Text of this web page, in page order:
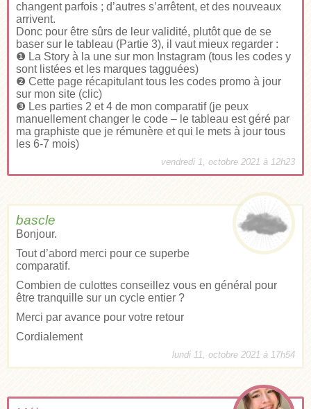
changent parfois ; d’autres s’arrêtent, et des nouveaux
arrivent.
Donc pour être sûrs de leur validité, plutôt que de se
baser sur le tableau (Partie 3), il vaut mieux regarder :
❶ La Story à la une sur mon Instagram (tous les codes y
sont listées et les marques tagguées)
❷ Cette page récapitulant tous les codes promo à jour
sur mon site (clic)
❸ Les parties 2 et 4 de mon comparatif (je peux
manuellement changer le code – le tableau est géré par
ma graphiste que je rémunère et qui le mets à jour tous
les 6-7 mois)
vendredi 1, octobre 2021 à 12h23
bascle
Bonjour.
Tout d’abord merci pour ce superbe
comparatif.
Combien de culottes conseillez vous en général pour
être tranquille sur un cycle entier ?
Merci par avance pour votre retour
Cordialement
lundi 11, octobre 2021 à 17h54